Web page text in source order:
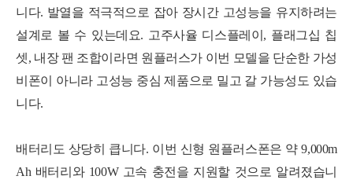
니다. 발열을 적극적으로 잡아 장시간 고성능을 유지하려는
설계로 볼 수 있는데요. 고주사율 디스플레이, 플래그십 칩
셋, 내장 팬 조합이라면 원플러스가 이번 모델을 단순한 가성
비폰이 아니라 고성능 중심 제품으로 밀고 갈 가능성도 있습
니다.
배터리도 상당히 큽니다. 이번 신형 원플러스폰은 약 9,000m
Ah 배터리와 100W 고속 충전을 지원할 것으로 알려졌습니